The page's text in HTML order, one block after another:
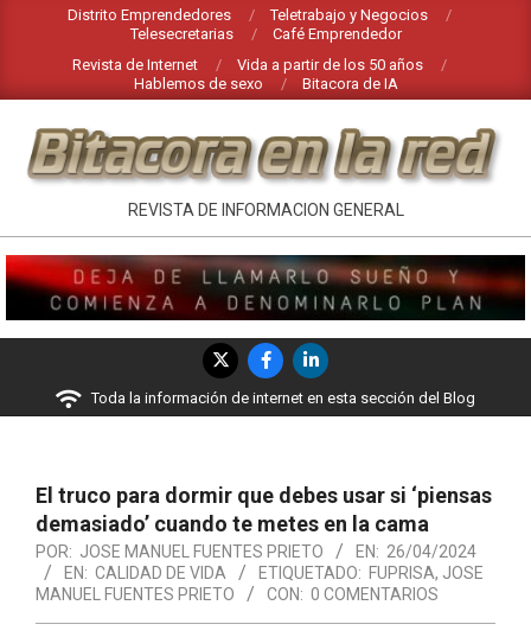
contenido
Distrito Emprendedores
Teletrabajo y Negocios
Telesecretarias
Café Emprendedor
Revista de Internet
Vida a partir de los 50 años
Hablemos de sexo
Bitacora de IA
BITACORA
EN
LA
RED
REVISTA DE INFORMACION GENERAL
navegación
Toda la información de internet en esta sección del Blog
El truco para dormir que debes usar si ‘piensas
demasiado’ cuando te metes en la cama
POR: JOSE MANUEL FUENTES PRIETO EN: 26/04/2024
EN: CALIDAD DE VIDA ETIQUETADO: FUPRISA, JOSE
MANUEL FUENTES PRIETO
CON: 0 COMENTARIOS